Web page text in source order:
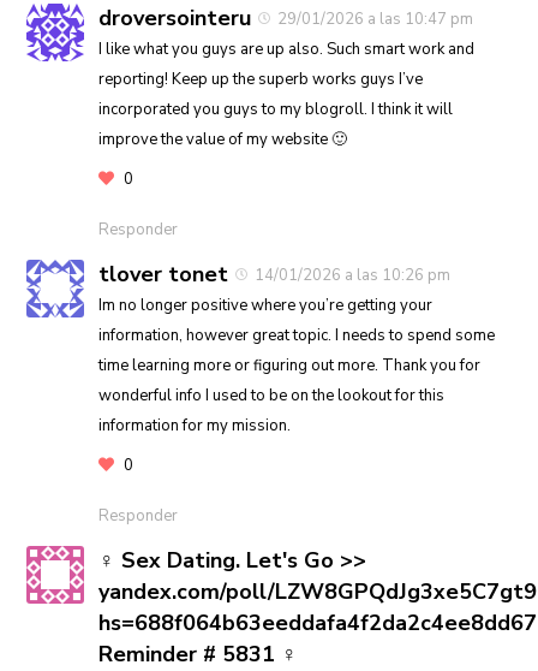
droversointeru
29/01/2026 a las 10:47 pm
I like what you guys are up also. Such smart work and
reporting! Keep up the superb works guys I’ve
incorporated you guys to my blogroll. I think it will
improve the value of my website 🙂
0
Responder
tlover tonet
14/01/2026 a las 10:26 pm
Im no longer positive where you’re getting your
information, however great topic. I needs to spend some
time learning more or figuring out more. Thank you for
wonderful info I used to be on the lookout for this
information for my mission.
0
Responder
‍♀️ Sex Dating. Let's Go >>
yandex.com/poll/
Reminder # 5831 ‍♀️